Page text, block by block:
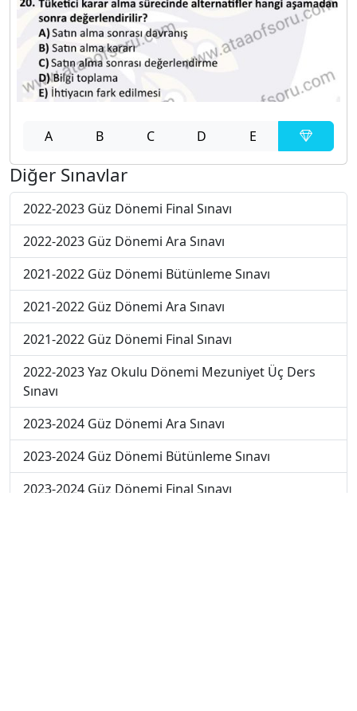
A B C D E
Diğer Sınavlar
2022-2023 Güz Dönemi Final Sınavı
2022-2023 Güz Dönemi Ara Sınavı
2021-2022 Güz Dönemi Bütünleme Sınavı
2021-2022 Güz Dönemi Ara Sınavı
2021-2022 Güz Dönemi Final Sınavı
2022-2023 Yaz Okulu Dönemi Mezuniyet Üç Ders
Sınavı
2023-2024 Güz Dönemi Ara Sınavı
2023-2024 Güz Dönemi Bütünleme Sınavı
2023-2024 Güz Dönemi Final Sınavı